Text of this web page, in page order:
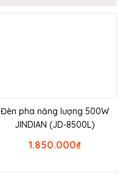
Đèn pha năng lượng 500W
JINDIAN (JD-8500L)
₫
1.850.000